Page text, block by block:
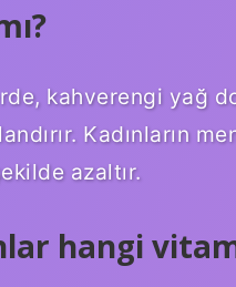
kahverengi yağ
Kadınların
azaltır.
hangi